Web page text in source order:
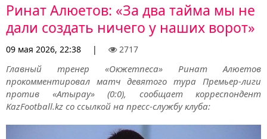
Ринат Алюетов: «За два тайма мы не
дали создать ничего у наших ворот»
09 мая 2026, 22:38 | 2717
Главный тренер «Окжетпеса» Ринат Алюетов
прокомментировал матч девятого тура Премьер-лиги
против «Атырау» (0:0), сообщает корреспондент
KazFootball.kz со ссылкой на пресс-службу клуба: